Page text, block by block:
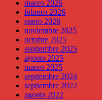
marzo 2026
febrero 2026
enero 2026
noviembre 2025
octubre 2025
septiembre 2025
agosto 2025
marzo 2025
septiembre 2024
septiembre 2022
agosto 2022